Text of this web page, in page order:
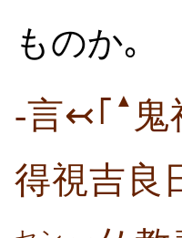
ものか｡
-言↢｢ ▲ 鬼
得視吉良